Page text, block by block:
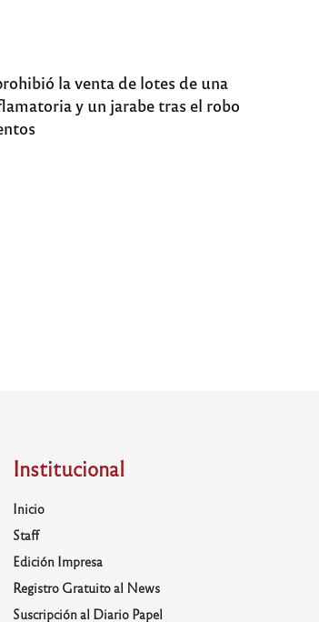
la venta de lotes de una
y un jarabe tras el robo
Institucional
Inicio
Staff
Edición Impresa
Registro Gratuito al News
Suscripción al Diario Papel